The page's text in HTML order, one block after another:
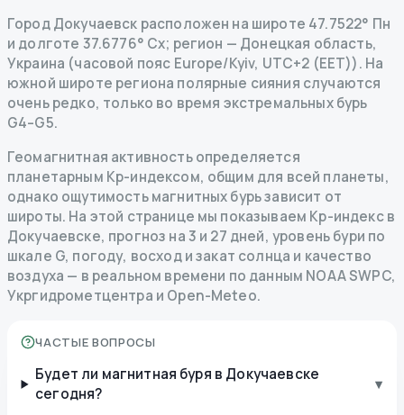
Город Докучаевск расположен на широте 47.7522° Пн
и долготе 37.6776° Сх; регион — Донецкая область,
Украина (часовой пояс Europe/Kyiv, UTC+2 (EET)). На
южной широте региона полярные сияния случаются
очень редко, только во время экстремальных бурь
G4–G5.
Геомагнитная активность определяется
планетарным Kp-индексом, общим для всей планеты,
однако ощутимость магнитных бурь зависит от
широты. На этой странице мы показываем Kp-индекс в
Докучаевске, прогноз на 3 и 27 дней, уровень бури по
шкале G, погоду, восход и закат солнца и качество
воздуха — в реальном времени по данным NOAA SWPC,
Укргидрометцентра и Open-Meteo.
ЧАСТЫЕ ВОПРОСЫ
Будет ли магнитная буря в Докучаевске
сегодня?
▾